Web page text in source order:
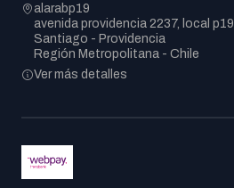
alarabp19
avenida providencia 2237, local p19
Santiago - Providencia
Región Metropolitana - Chile
Ver más detalles